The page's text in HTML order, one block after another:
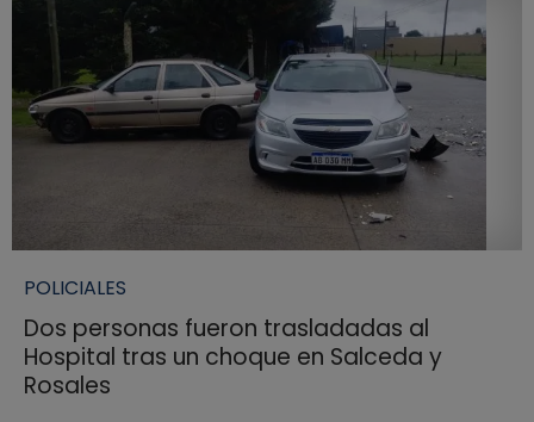
POLICIALES
Dos personas fueron trasladadas al
Hospital tras un choque en Salceda y
Rosales